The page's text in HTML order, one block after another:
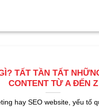
TẤT TẦN TẤT
CONTENT TỪ A ĐẾN Z
hay SEO website, yếu tố